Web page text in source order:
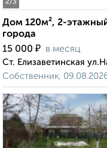
2/3
Дом 120м², 2-
города
15 000 ₽ в месяц
Ст. Елизаветинская
Собственник,